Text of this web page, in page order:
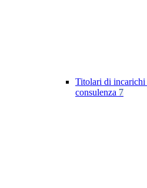
Titolari di
consulenza 7